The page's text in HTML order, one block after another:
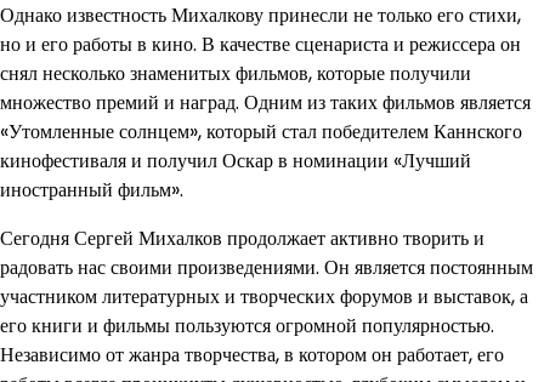
Однако известность Михалкову принесли не только его стихи,
но и его работы в кино. В качестве сценариста и режиссера он
снял несколько знаменитых фильмов, которые получили
множество премий и наград. Одним из таких фильмов является
«Утомленные солнцем», который стал победителем Каннского
кинофестиваля и получил Оскар в номинации «Лучший
иностранный фильм».
Сегодня Сергей Михалков продолжает активно творить и
радовать нас своими произведениями. Он является постоянным
участником литературных и творческих форумов и выставок, а
его книги и фильмы пользуются огромной популярностью.
Независимо от жанра творчества, в котором он работает, его